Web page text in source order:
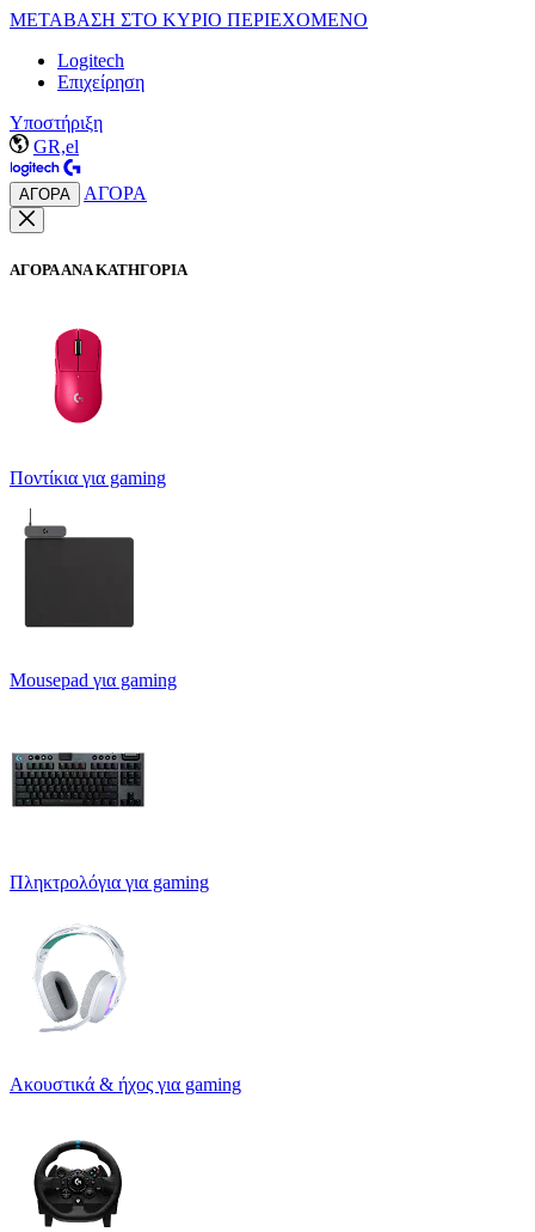
ΜΕΤΑΒΑΣΗ ΣΤΟ ΚΥΡΙΟ ΠΕΡΙΕΧΟΜΕΝΟ
Logitech
Επιχείρηση
Υποστήριξη
GR,el
ΑΓΟΡΑ ΑΓΟΡΑ
ΑΓΟΡΑ ΑΝΑ ΚΑΤΗΓΟΡΙΑ
Ποντίκια για gaming
Mousepad για gaming
Πληκτρολόγια για gaming
Ακουστικά & ήχος για gaming